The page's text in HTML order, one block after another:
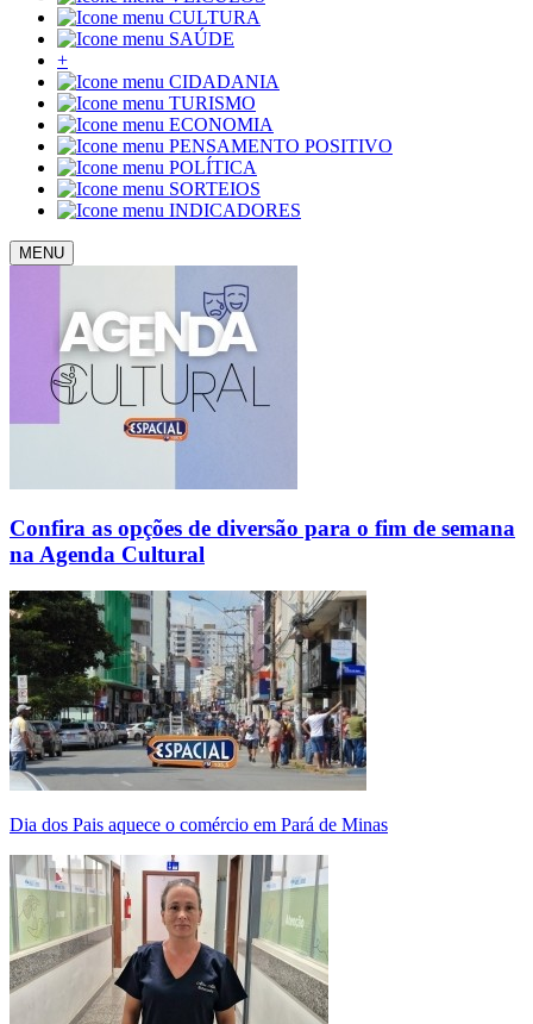
CULTURA
SAÚDE
+
CIDADANIA
TURISMO
ECONOMIA
PENSAMENTO POSITIVO
POLÍTICA
SORTEIOS
INDICADORES
MENU
Confira as opções de diversão para o fim de semana
na Agenda Cultural
Dia dos Pais aquece o comércio em Pará de Minas